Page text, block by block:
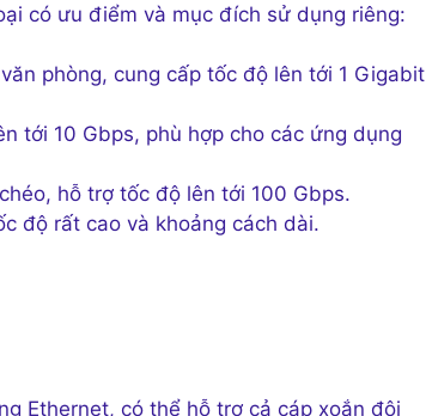
có ưu điểm và mục đích sử dụng riêng:
phòng, cung cấp tốc độ lên tới 1 Gigabit
tới 10 Gbps, phù hợp cho các ứng dụng
hỗ trợ tốc độ lên tới 100 Gbps.
độ rất cao và khoảng cách dài.
Ethernet, có thể hỗ trợ cả cáp xoắn đôi